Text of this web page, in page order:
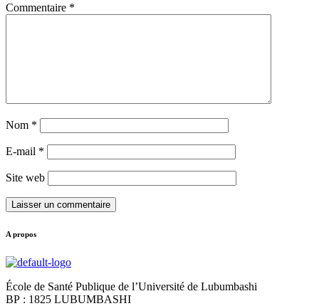
Commentaire *
Nom *
E-mail *
Site web
A propos
École de Santé Publique de l’Université de Lubumbashi
BP : 1825 LUBUMBASHI